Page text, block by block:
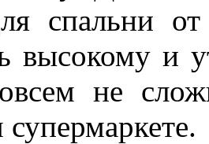
спальни
высокому и
не